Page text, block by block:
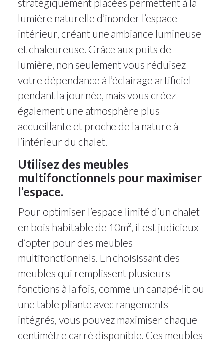
stratégiquement placées permettent à la
lumière naturelle d’inonder l’espace
intérieur, créant une ambiance lumineuse
et chaleureuse. Grâce aux puits de
lumière, non seulement vous réduisez
votre dépendance à l’éclairage artificiel
pendant la journée, mais vous créez
également une atmosphère plus
accueillante et proche de la nature à
l’intérieur du chalet.
Utilisez des meubles
multifonctionnels pour maximiser
l’espace.
Pour optimiser l’espace limité d’un chalet
en bois habitable de 10m², il est judicieux
d’opter pour des meubles
multifonctionnels. En choisissant des
meubles qui remplissent plusieurs
fonctions à la fois, comme un canapé-lit ou
une table pliante avec rangements
intégrés, vous pouvez maximiser chaque
centimètre carré disponible. Ces meubles